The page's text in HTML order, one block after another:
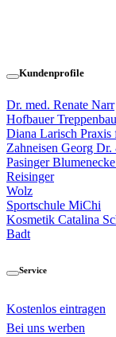
Kundenprofile
Dr. med. Renate Narr
Hofbauer
Diana Larisch
Zahneisen Georg
Pasinger
Reisinger
Wolz
Sportschule MiChi
Kosmetik Catalina
Badt
Service
Kostenlos eintragen
Bei uns werben